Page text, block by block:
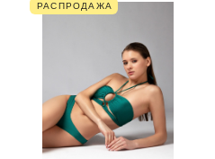
РАСПРОДАЖА